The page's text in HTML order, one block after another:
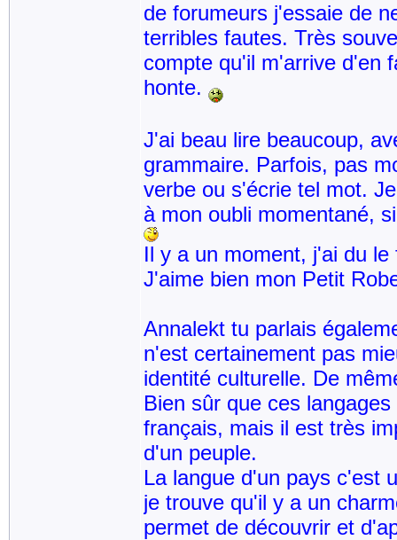
de forumeurs j'essaie de
terribles fautes. Très
compte qu'il m'arrive d'en
honte.
J'ai beau lire beaucoup,
grammaire. Parfois, pas
verbe ou s'écrie tel mot.
à mon oubli momentané,
Il y a un moment, j'ai du
J'aime bien mon Petit
Annalekt tu parlais
n'est certainement pas
identité culturelle. De
Bien sûr que ces
français, mais il est très
d'un peuple.
La langue d'un pays c'est
je trouve qu'il y a un
permet de découvrir et